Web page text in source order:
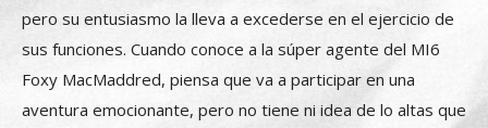
pero su entusiasmo la lleva a excederse en el ejercicio de
sus funciones. Cuando conoce a la súper agente del MI6
Foxy MacMaddred, piensa que va a participar en una
aventura emocionante, pero no tiene ni idea de lo altas que